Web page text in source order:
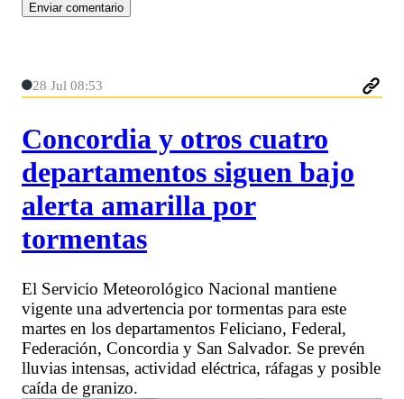
28 Jul 08:53
Concordia y otros cuatro
departamentos siguen bajo
alerta amarilla por
tormentas
El Servicio Meteorológico Nacional mantiene
vigente una advertencia por tormentas para este
martes en los departamentos Feliciano, Federal,
Federación, Concordia y San Salvador. Se prevén
lluvias intensas, actividad eléctrica, ráfagas y posible
caída de granizo.